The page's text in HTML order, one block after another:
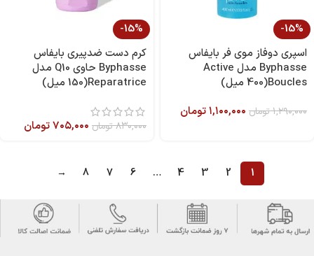
-15%
اسپری دوفاز موی فر بایفاس
Byphasse مدل Active
Boucles(400 میل)
۱,۲۹۰,۰۰۰تومان ۱,۱۰۰,۰۰۰تومان
-15%
کرم دست ضدپیری بایفاس
Byphasse حاوی Q10 مدل
Reparatrice(150 میل)
۸۳۰,۰۰۰تومان ۷۰۵,۰۰۰تومان
1
2
3
4
…
6
7
8
→